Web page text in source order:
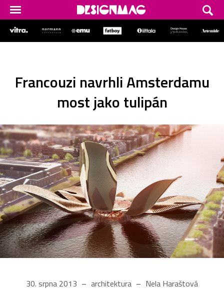
Francouzi navrhli Amsterdamu
most jako tulipán
30. srpna 2013 architektura Nela Haraštová